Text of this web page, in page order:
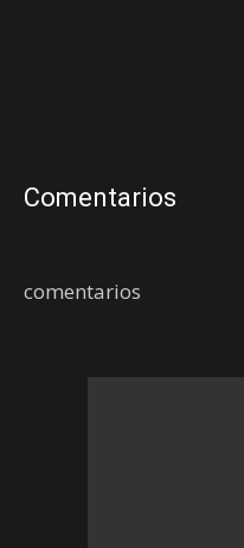
Comentarios
comentarios